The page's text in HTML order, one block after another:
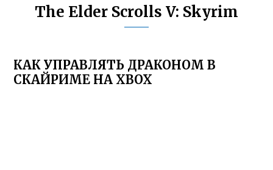
The Elder Scrolls V: Skyrim
КАК УПРАВЛЯТЬ ДРАКОНОМ В
СКАЙРИМЕ НА XBOX